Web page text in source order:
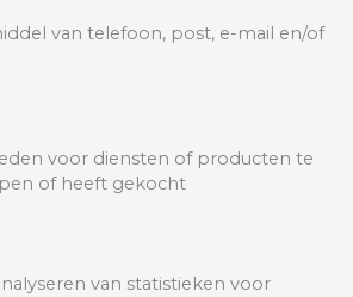
van telefoon, post, e-mail en/of
voor diensten of producten te
of heeft gekocht
van statistieken voor